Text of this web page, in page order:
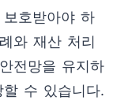
호받아야 하
와 재산 처리
전망을 유지하
수 있습니다.